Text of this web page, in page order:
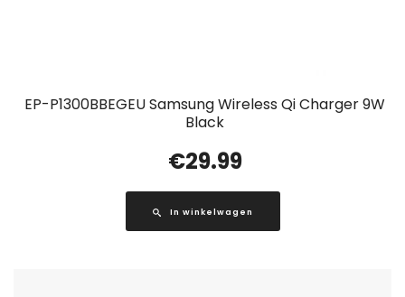
EP-P1300BBEGEU Samsung Wireless Qi Charger 9W
Black
€29.99
In winkelwagen